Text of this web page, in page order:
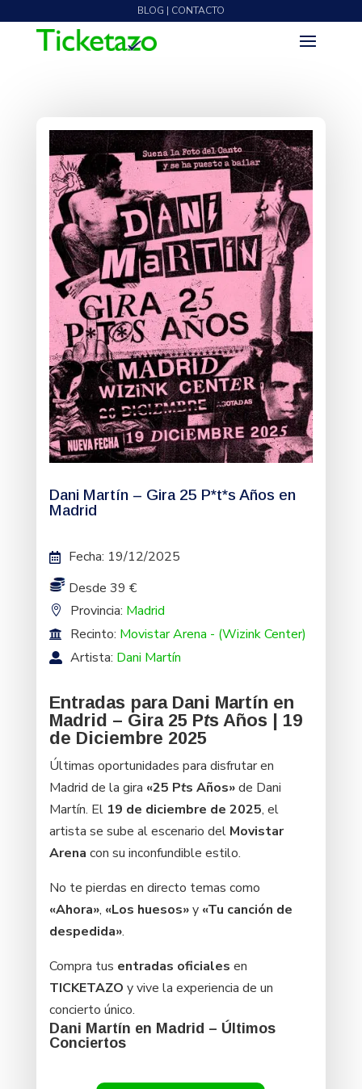
BLOG | CONTACTO
Dani Martín – Gira 25 P*t*s Años en
Madrid
Fecha: 19/12/2025
Desde 39 €
Provincia: Madrid
Recinto: Movistar Arena - (Wizink Center)
Artista: Dani Martín
Entradas para Dani Martín en
Madrid – Gira 25 Pts Años | 19
de Diciembre 2025
Últimas oportunidades para disfrutar en
Madrid de la gira «25 Pts Años»de Dani
Martín. El 19 de diciembre de 2025, el
artista se sube al escenario del Movistar
Arena con su inconfundible estilo.
No te pierdas en directo temas como
«Ahora», «Los huesos»y «Tu canción de
despedida».
Compra tus entradas oficiales en
TICKETAZO y vive la experiencia de un
concierto único.
Dani Martín en Madrid – Últimos
Conciertos